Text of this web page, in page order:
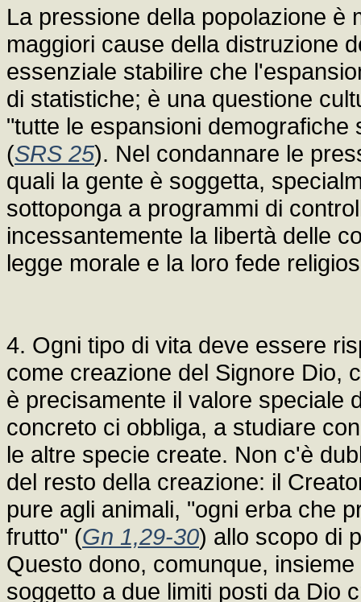
La pressione della popolazione è
maggiori cause della distruzione
essenziale stabilire che
di statistiche; è una questione
"tutte le espansioni
(SRS 25). Nel condannare le
quali la gente è soggetta,
sottoponga a programmi di
incessantemente la libertà delle
legge morale e la loro fede
4. Ogni tipo di vita deve essere
come creazione del Signore Dio,
è precisamente il valore speciale
concreto ci obbliga, a studiare
le altre specie create. Non c'è
del resto della creazione: il
pure agli animali, "ogni erba che
frutto" (Gn 1,29-30) allo scopo di
Questo dono, comunque,
soggetto a due limiti posti da Dio